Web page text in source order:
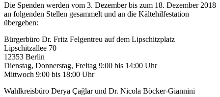
Die Spenden werden vom 3. Dezember bis zum 18. Dezember 2018
an folgenden Stellen gesammelt und an die Kältehilfestation
übergeben:
Bürgerbüro Dr. Fritz Felgentreu auf dem Lipschitzplatz
Lipschitzallee 70
12353 Berlin
Dienstag, Donnerstag, Freitag 9:00 bis 14:00 Uhr
Mittwoch 9:00 bis 18:00 Uhr
Wahlkreisbüro Derya Çağlar und Dr. Nicola Böcker-Giannini